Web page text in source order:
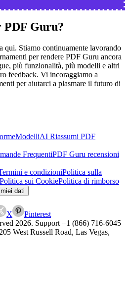
PDF Guru?
qui. Stiamo continuamente lavorando
per rendere PDF Guru ancora
più funzionalità, più modelli e altri
feedback. Vi incoraggiamo a
per aiutarci a plasmare il futuro di
ModelliAI Riassumi PDF
FrequentiPDF Guru recensioni
e condizioniPolitica sulla
Politica sui CookiePolitica di rimborso
dati
X
Pinterest
2026. Support +1 (866) 716-6045
West Russell Road, Las Vegas,